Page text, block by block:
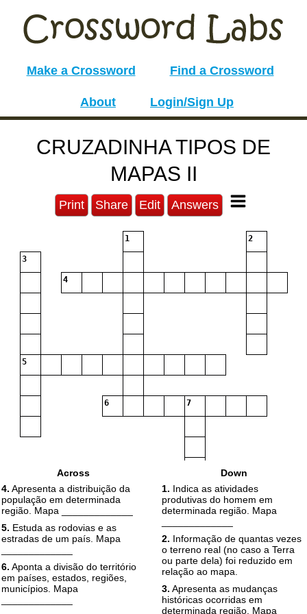
Make a Crossword Find a Crossword
About Login/Sign Up
CRUZADINHA TIPOS DE
MAPAS II
Print Share Edit Answers
1 2
3
4
5
6 7
Across
4. Apresenta a distribuição da
população em determinada
região. Mapa _____________
5. Estuda as rodovias e as
estradas de um país. Mapa
6. Aponta a divisão do território
em países, estados, regiões,
municípios. Mapa
Down
1. Indica as atividades
produtivas do homem em
determinada região. Mapa
2. Informação de quantas vezes
o terreno real (no caso a Terra
ou parte dela) foi reduzido em
relação ao mapa.
3. Apresenta as mudanças
históricas ocorridas em
determinada região. Mapa